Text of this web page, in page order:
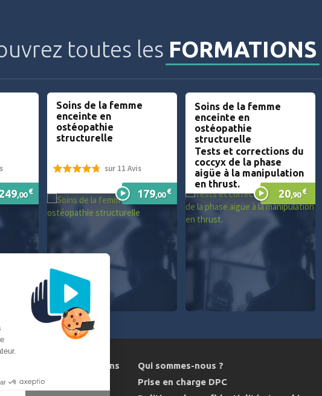
toutes les FORMATIONS
249,00€
Soins de la femme
enceinte en
ostéopathie
structurelle
sur 11 Avis
179,00€
Soins de la femme
enceinte en
ostéopathie
structurelle
Tests et corrections du
coccyx de la phase
aigüe à la manipulation
en thrust.
20,90€
Suggestions de formations
Devenez formateur
Qui sommes-nous ?
Prise en charge DPC